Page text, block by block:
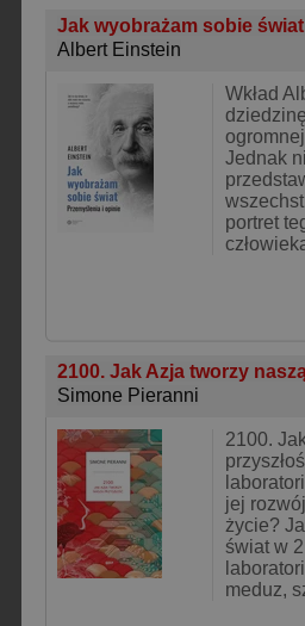
Jak wyobrażam sobie
Albert Einstein
Wkład
Jednak
portret
2100. Jak Azja tworzy
Simone Pieranni
2100.
jej
życie?
świat w
meduz,